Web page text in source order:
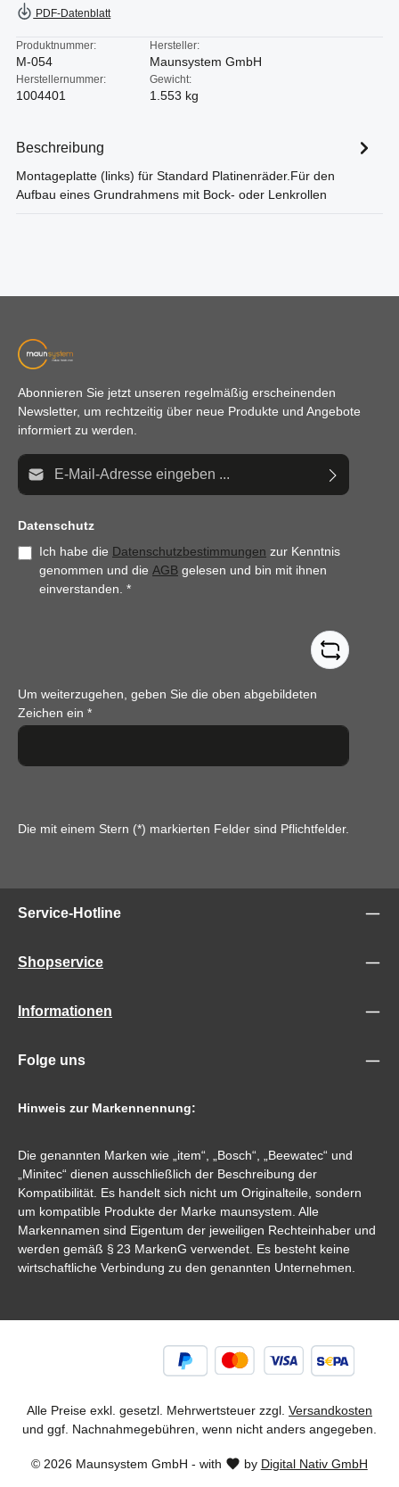
PDF-Datenblatt
Produktnummer:
M-054
Hersteller:
Maunsystem GmbH
Herstellernummer:
1004401
Gewicht:
1.553 kg
Beschreibung
Montageplatte (links) für Standard Platinenräder.Für den
Aufbau eines Grundrahmens mit Bock- oder Lenkrollen
Abonnieren Sie jetzt unseren regelmäßig erscheinenden
Newsletter, um rechtzeitig über neue Produkte und Angebote
informiert zu werden.
E-Mail-Adresse*
Datenschutz
Ich habe die Datenschutzbestimmungen zur Kenntnis
genommen und die AGB gelesen und bin mit ihnen
einverstanden. *
Um weiterzugehen, geben Sie die oben abgebildeten
Zeichen ein *
Die mit einem Stern (*) markierten Felder sind Pflichtfelder.
Service-Hotline
Shopservice
Informationen
Folge uns
Hinweis zur Markennennung:
Die genannten Marken wie „item“, „Bosch“, „Beewatec“ und
„Minitec“ dienen ausschließlich der Beschreibung der
Kompatibilität. Es handelt sich nicht um Originalteile, sondern
um kompatible Produkte der Marke maunsystem. Alle
Markennamen sind Eigentum der jeweiligen Rechteinhaber und
werden gemäß § 23 MarkenG verwendet. Es besteht keine
wirtschaftliche Verbindung zu den genannten Unternehmen.
© 2026 Maunsystem GmbH - with by Digital Nativ GmbH
Alle Preise exkl. gesetzl. Mehrwertsteuer zzgl. Versandkosten
und ggf. Nachnahmegebühren, wenn nicht anders angegeben.